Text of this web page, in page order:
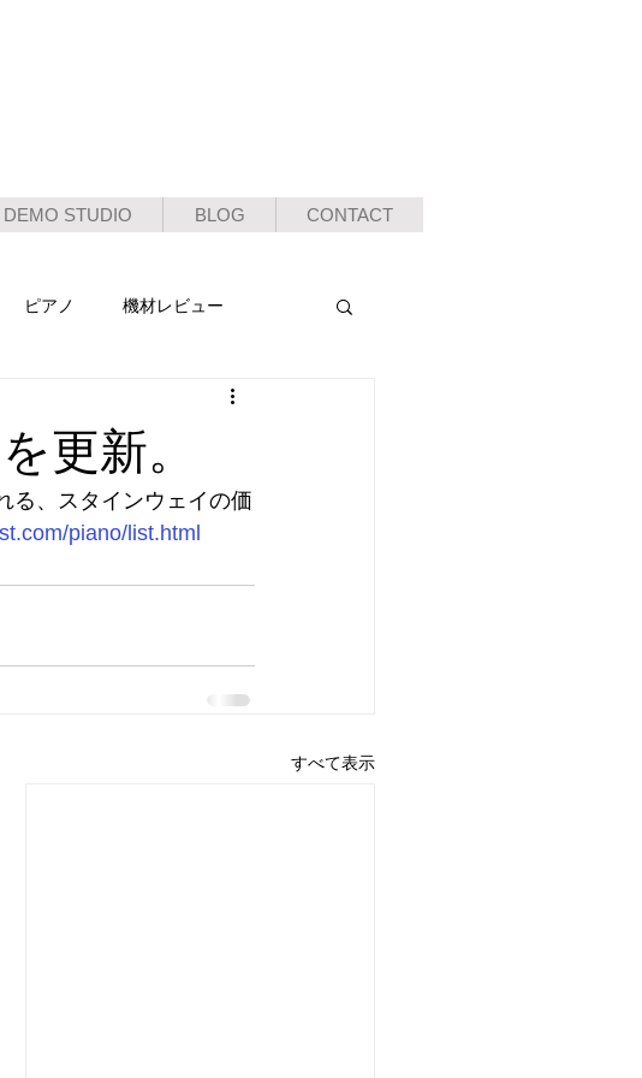
DEMO STUDIO BLOG CONTACT
ピアノ 機材レビュー
更新。
る、スタインウェイの価
piano/list.html
すべて表示